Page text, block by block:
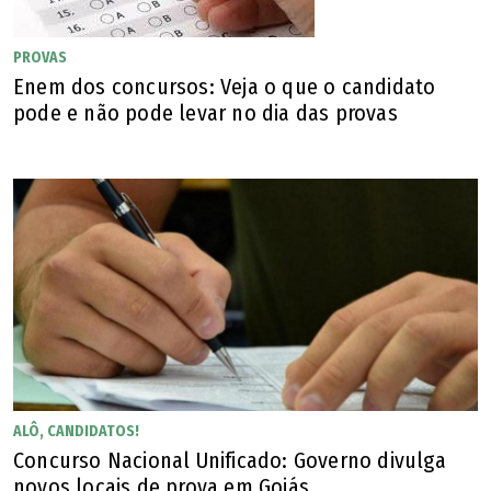
A distribuição deste ano é feita da seguinte forma:
25% para pessoas pretas e pardas
2% para quilombolas
5% para pessoas com deficiência
Como será feita a verificação das cotas?
Bruno Bezerra, professor do Estratégia Concursos, diz que
a verificação de cotas varia conforme a condição
declarada pelo candidato.
PROVAS
Enem dos concursos: Veja o que o candidato
pode e não pode levar no dia das provas
ALÔ, CANDIDATOS!
Concurso Nacional Unificado: Governo divulga